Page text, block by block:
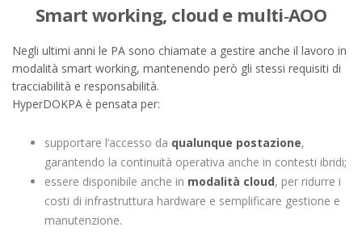
Smart working, cloud e multi‑AOO
Negli ultimi anni le PA sono chiamate a gestire anche il lavoro in
modalità smart working, mantenendo però gli stessi requisiti di
tracciabilità e responsabilità.
HyperDOKPA è pensata per:
supportare l’accesso da qualunque postazione,
garantendo la continuità operativa anche in contesti ibridi;
essere disponibile anche in modalità cloud, per ridurre i
costi di infrastruttura hardware e semplificare gestione e
manutenzione.